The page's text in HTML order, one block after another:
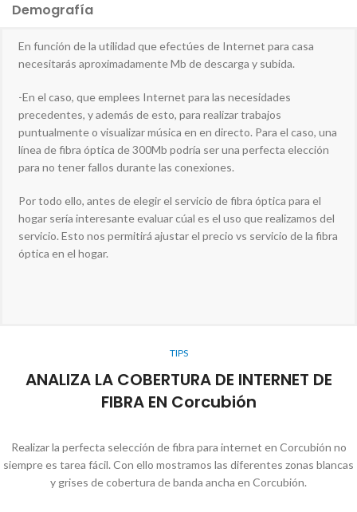
Demografía
En función de la utilidad que efectúes de Internet para casa
necesitarás aproximadamente Mb de descarga y subida.
-En el caso, que emplees Internet para las necesidades
precedentes, y además de esto, para realizar trabajos
puntualmente o visualizar música en en directo. Para el caso, una
línea de fibra óptica de 300Mb podría ser una perfecta elección
para no tener fallos durante las conexiones.
Por todo ello, antes de elegir el servicio de fibra óptica para el
hogar sería interesante evaluar cúal es el uso que realizamos del
servicio. Esto nos permitirá ajustar el precio vs servicio de la fibra
óptica en el hogar.
TIPS
ANALIZA LA COBERTURA DE INTERNET DE
FIBRA EN Corcubión
Realizar la perfecta selección de fibra para internet en Corcubión no
siempre es tarea fácil. Con ello mostramos las diferentes zonas blancas
y grises de cobertura de banda ancha en Corcubión.